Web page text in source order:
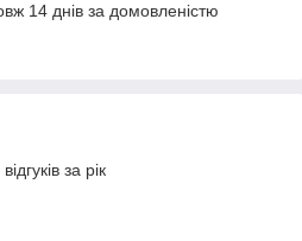
14 днів за домовленістю
за рік